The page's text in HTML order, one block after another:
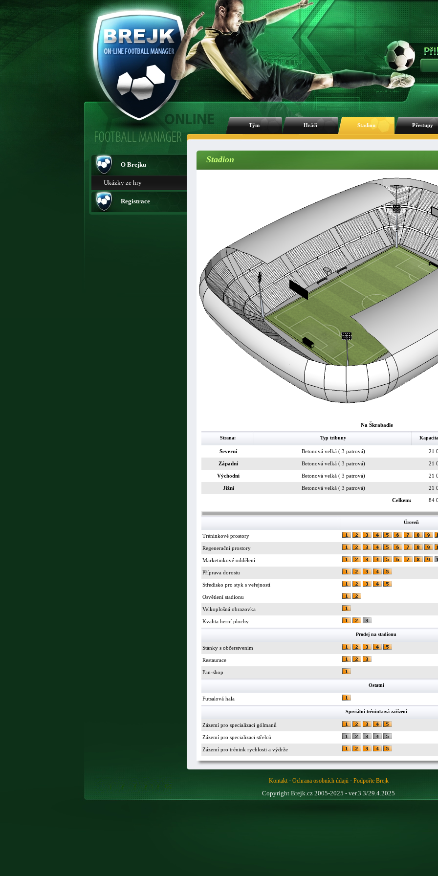
Tým Hráči Stadion Přestupy
O Brejku
Ukázky ze hry
Registrace
Stadion
Na Škrabadle
Strana: Typ tribuny Kapacita
Severní Betonová velká ( 3 patrová) 21
Západní Betonová velká ( 3 patrová) 21
Východní Betonová velká ( 3 patrová) 21
Jižní Betonová velká ( 3 patrová) 21
Celkem: 84
Úroveň
Tréninkové prostory
Regenerační prostory
Marketinkové oddělení
Příprava dorostu
Středisko pro styk s veřejností
Osvětlení stadionu
Velkoplošná obrazovka
Kvalita herní plochy
Prodej na stadionu
Stánky s občerstvením
Restaurace
Fan-shop
Ostatní
Futsalová hala
Speciální tréninková zařízení
Zázemí pro specializaci gólmanů
Zázemí pro specializaci střelců
Zázemí pro trénink rychlosti a výdrže
Kontakt- Ochrana osobních údajů- Podpořte Brejk
Copyright Brejk.cz 2005-2025 - ver.3.3/29.4.2025